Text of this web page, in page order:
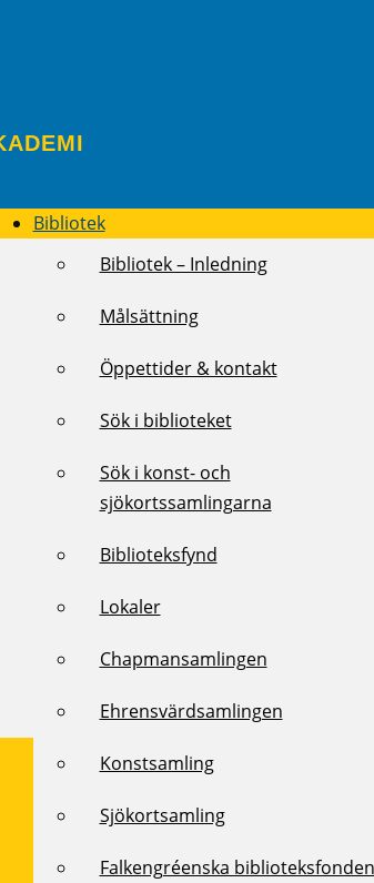
Bibliotek
Bibliotek – Inledning
Målsättning
Öppettider & kontakt
Sök i biblioteket
Sök i konst- och
sjökortssamlingarna
Biblioteksfynd
Lokaler
Chapmansamlingen
Ehrensvärdsamlingen
Konstsamling
Sjökortsamling
Falkengréenska biblioteksfonden